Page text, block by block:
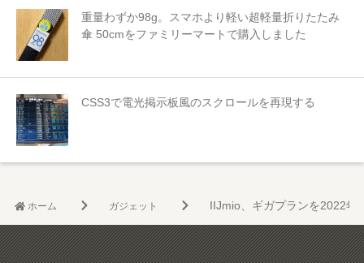
重量わずか98g。スマホより軽い超軽量折りたたみ
傘 50cmをファミリーマートで購入しました
CSS3で電光掲示板風のスクロールを再現する
ホーム ガジェット IIJmio、ギガプランを2022年